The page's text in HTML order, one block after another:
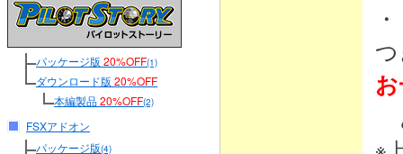
パッケージ版 20%OFF(1)
ダウンロード版 20%OFF
本編製品20%OFF(2)
FSXアドオン
パッケージ版(4)
※